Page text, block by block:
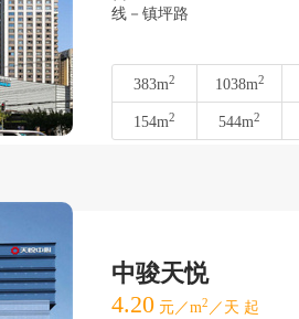
线－镇坪路
383m2 1038m2
154m2 544m2
中骏天悦
4.20 元／m2 ／天 起